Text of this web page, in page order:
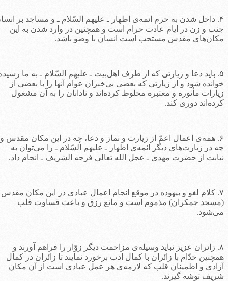
۴. داخل شدن به حرم ائمه‌ی اطهار ـ علیهم السّلام ـ و مساجد بر انسان
و زن در ایام عادت حرام است و همچنین در وارد شدن به این
مقدس مستحب است انسان با وضو باشد.
۵. باید دعا و زیارتی که از طرف اهل‌بیت ـ علیهم السّلام ـ به ما رسیده،
شود و از زیارتی که بعضی بی‌خبران عوام آنها را با بعضی از
مأثوره و معتبره مخلوط کرده‌اند و نادانان را به آن مشغول
دوری کند.
۶. همه‌ی اعمال اعمّ از زیارت و نماز و دعا، چه در این مکان مقدس و
در زیارت‌های دیگر ائمه‌ی اطهار ـ علیهم السّلام ـ را می‌توان به
از حضرت مهدی ـ عجل الله تعالی فرجه الشریف ـ انجام داد.
۷. کلام لغو و بیهوده در موقع انجام اعمال عبادی در این مکان مقدس
جمکران) مذموم است و مانع رزق و باعث قساوت قلب
۸. زائران عزیز نباید وسیله‌ی مزاحمت دیگر زوّار را فراهم آورند و
خدّام با زائران با کمال ادب برخورد نمایند تا زائران در کمال
و اطمینان قلب که لازمه‌ی هر عمل عبادی است از آن مکان
توشه گیرند.